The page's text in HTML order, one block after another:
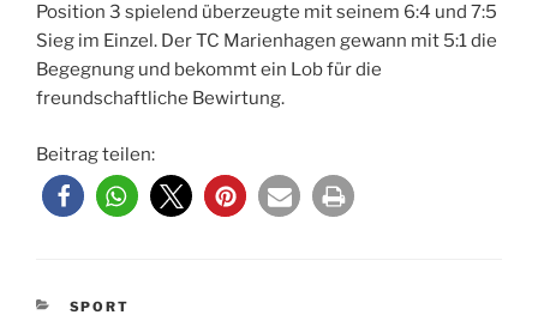
Position 3 spielend überzeugte mit seinem 6:4 und 7:5
Sieg im Einzel. Der TC Marienhagen gewann mit 5:1 die
Begegnung und bekommt ein Lob für die
freundschaftliche Bewirtung.
Beitrag teilen:
KATEGORIEN
SPORT